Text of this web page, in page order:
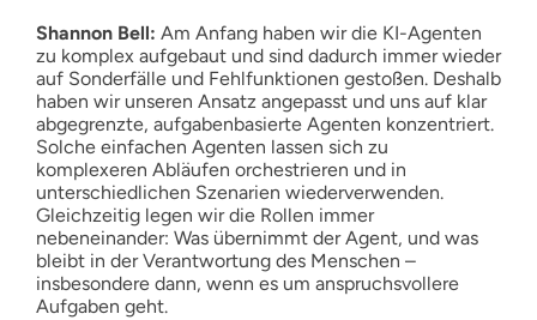
Shannon Bell: Am Anfang haben wir die KI-Agenten
zu komplex aufgebaut und sind dadurch immer wieder
auf Sonderfälle und Fehlfunktionen gestoßen. Deshalb
haben wir unseren Ansatz angepasst und uns auf klar
abgegrenzte, aufgabenbasierte Agenten konzentriert.
Solche einfachen Agenten lassen sich zu
komplexeren Abläufen orchestrieren und in
unterschiedlichen Szenarien wiederverwenden.
Gleichzeitig legen wir die Rollen immer
nebeneinander: Was übernimmt der Agent, und was
bleibt in der Verantwortung des Menschen –
insbesondere dann, wenn es um anspruchsvollere
Aufgaben geht.